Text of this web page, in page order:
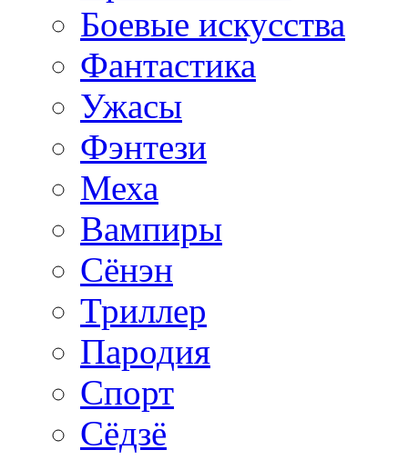
Боевые искусства
Фантастика
Ужасы
Фэнтези
Меха
Вампиры
Сёнэн
Триллер
Пародия
Спорт
Сёдзё